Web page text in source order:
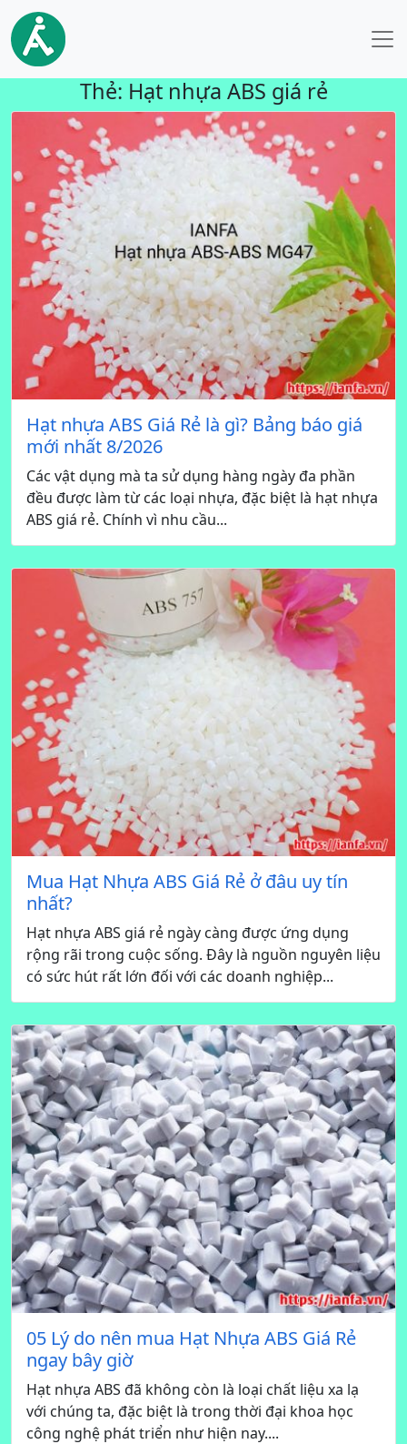
Thẻ: Hạt nhựa ABS giá rẻ
Hạt nhựa ABS Giá Rẻ là gì? Bảng báo giá
mới nhất 8/2026
Các vật dụng mà ta sử dụng hàng ngày đa phần
đều được làm từ các loại nhựa, đặc biệt là hạt nhựa
ABS giá rẻ. Chính vì nhu cầu...
Mua Hạt Nhựa ABS Giá Rẻ ở đâu uy tín
nhất?
Hạt nhựa ABS giá rẻ ngày càng được ứng dụng
rộng rãi trong cuộc sống. Đây là nguồn nguyên liệu
có sức hút rất lớn đối với các doanh nghiệp...
05 Lý do nên mua Hạt Nhựa ABS Giá Rẻ
ngay bây giờ
Hạt nhựa ABS đã không còn là loại chất liệu xa lạ
với chúng ta, đặc biệt là trong thời đại khoa học
công nghệ phát triển như hiện nay....